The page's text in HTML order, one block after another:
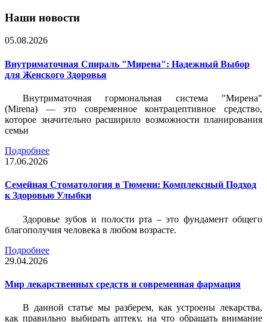
Наши новости
05.08.2026
Внутриматочная Спираль "Мирена": Надежный Выбор
для Женского Здоровья
Внутриматочная гормональная система "Мирена"
(Mirena) — это современное контрацептивное средство,
которое значительно расширило возможности планирования
семьи
Подробнее
17.06.2026
Семейная Стоматология в Тюмени: Комплексный Подход
к Здоровью Улыбки
Здоровье зубов и полости рта – это фундамент общего
благополучия человека в любом возрасте.
Подробнее
29.04.2026
Мир лекарственных средств и современная фармация
В данной статье мы разберем, как устроены лекарства,
как правильно выбирать аптеку, на что обращать внимание